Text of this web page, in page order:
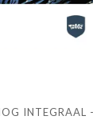
INTEGRAAL